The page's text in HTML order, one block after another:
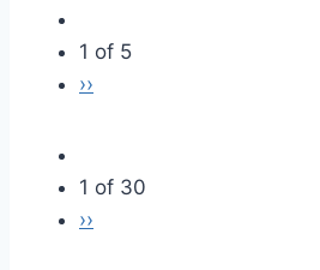
1 of 5
››
1 of 30
››